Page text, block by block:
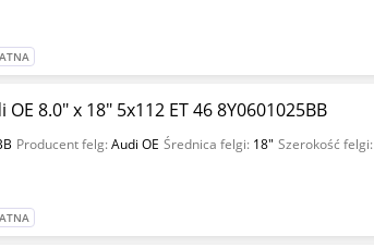
8.0" x 18" 5x112 ET 46 8Y0601025BB
Producent felg:Audi OE Średnica felgi: 18" Szerokość felgi: